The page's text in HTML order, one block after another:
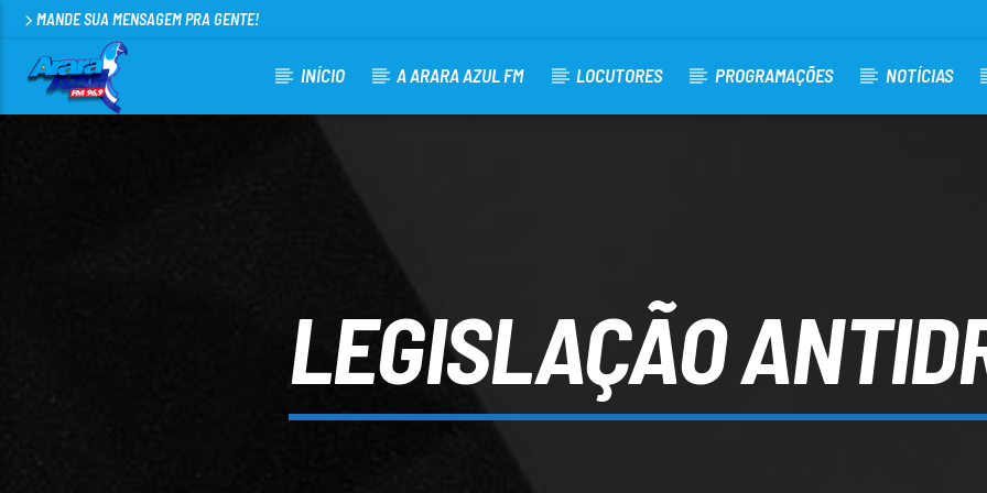
MANDE SUA MENSAGEM PRA GENTE!
INÍCIO A ARARA AZUL FM LOCUTORES PROGRAMAÇÕES NOTÍCIAS
LEGISLAÇÃO